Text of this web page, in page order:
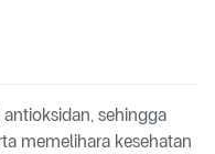
sehingga
memelihara kesehatan